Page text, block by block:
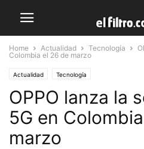
Home Actualidad Tecnología
Colombia el 26 de marzo
Actualidad Tecnología
OPPO lanza la
5G en
marzo